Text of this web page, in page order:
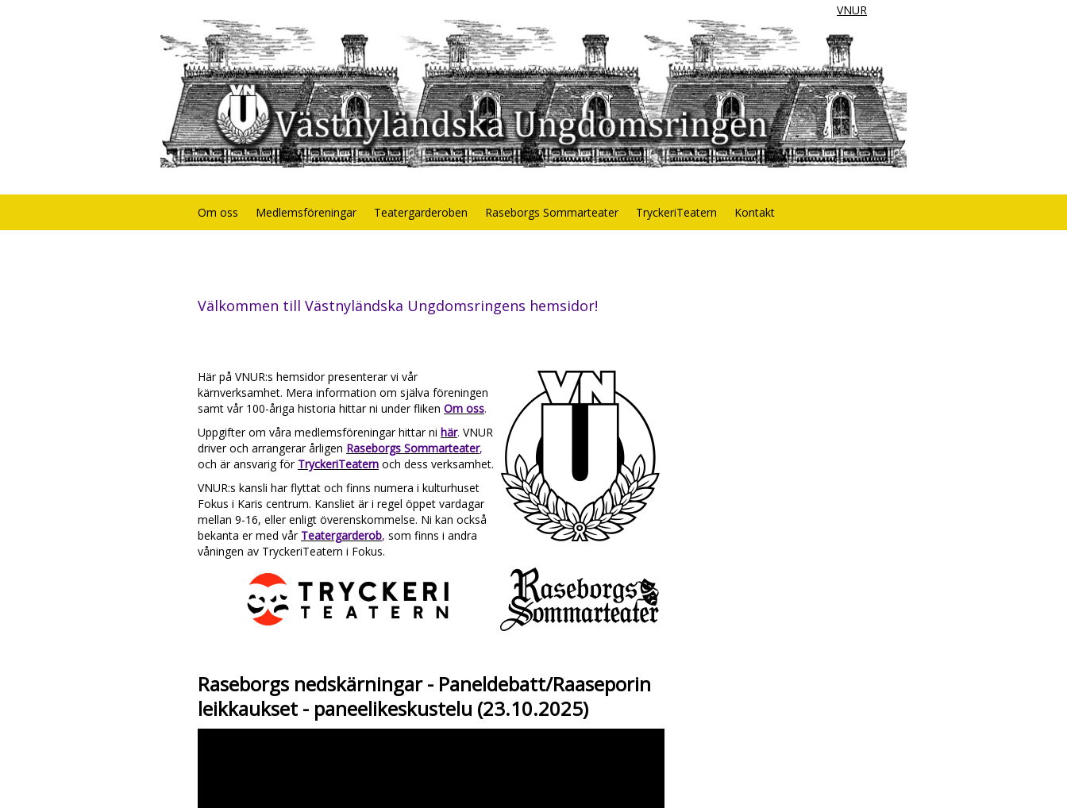
VNUR
Om oss Medlemsföreningar Teatergarderoben Raseborgs Sommarteater TryckeriTeatern Kontakt
Välkommen till Västnyländska Ungdomsringens hemsidor!
Här på VNUR:s hemsidor presenterar vi vår
kärnverksamhet. Mera information om själva föreningen
samt vår 100-åriga historia hittar ni under fliken Om oss.
Uppgifter om våra medlemsföreningar hittar ni här. VNUR
driver och arrangerar årligen Raseborgs Sommarteater,
och är ansvarig för TryckeriTeatern och dess verksamhet.
VNUR:s kansli har flyttat och finns numera i kulturhuset
Fokus i Karis centrum. Kansliet är i regel öppet vardagar
mellan 9-16, eller enligt överenskommelse. Ni kan också
bekanta er med vår Teatergarderob, som finns i andra
våningen av TryckeriTeatern i Fokus.
Raseborgs nedskärningar - Paneldebatt/Raaseporin
leikkaukset - paneelikeskustelu (23.10.2025)